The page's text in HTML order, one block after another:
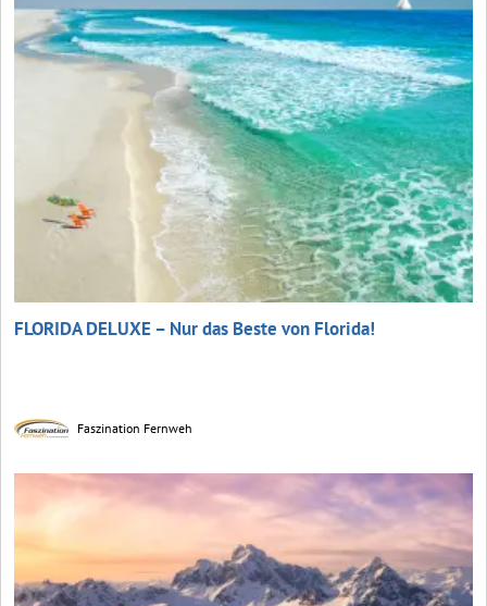
FLORIDA DELUXE – Nur das Beste von Florida!
Faszination Fernweh